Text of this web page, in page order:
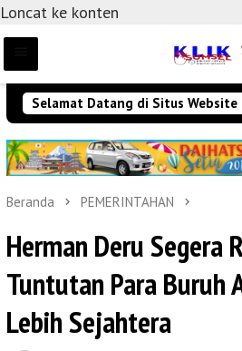
Loncat ke konten
Selamat Datang di Situs Website
Beranda PEMERINTAHAN
Herman Deru Segera
Tuntutan Para Buruh
Lebih Sejahtera